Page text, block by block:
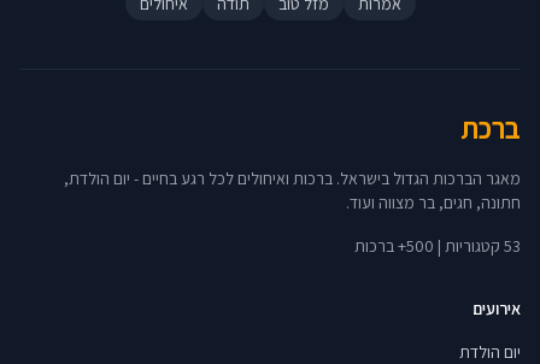
ברכת
מאגר הברכות הגדול בישראל. ברכות ואיחולים לכל רגע בחיים - יום הולדת,
חתונה, חגים, בר מצווה ועוד.
53 קטגוריות | 500+ ברכות
אירועים
יום הולדת